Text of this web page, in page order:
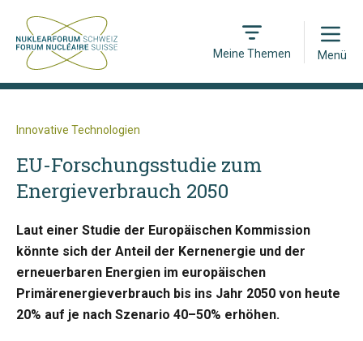
Meine Themen
Open
Menü
Innovative Technologien
EU-Forschungsstudie zum
Energieverbrauch 2050
Laut einer Studie der Europäischen Kommission
könnte sich der Anteil der Kernenergie und der
erneuerbaren Energien im europäischen
Primärenergieverbrauch bis ins Jahr 2050 von heute
20% auf je nach Szenario 40–50% erhöhen.